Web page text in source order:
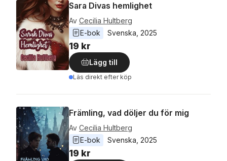
Sara Divas hemlighet
Av Cecilia Hultberg
E-bok
Svenska, 2025
19 kr
Lägg till
Läs direkt efter köp
Främling, vad döljer du för mig
Av Cecilia Hultberg
E-bok
Svenska, 2025
19 kr